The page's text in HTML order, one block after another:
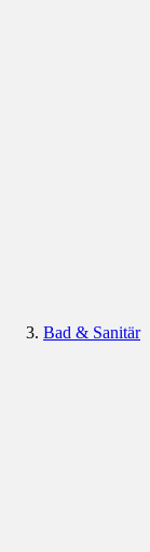
Bad & Sanitär